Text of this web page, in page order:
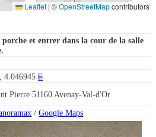
et entrer dans la cour de la salle
4.046945 ⎘
Pierre 51160 Avenay-Val-d'Or
/Google Maps
Leaflet | ©OpenStreetMapcontributors